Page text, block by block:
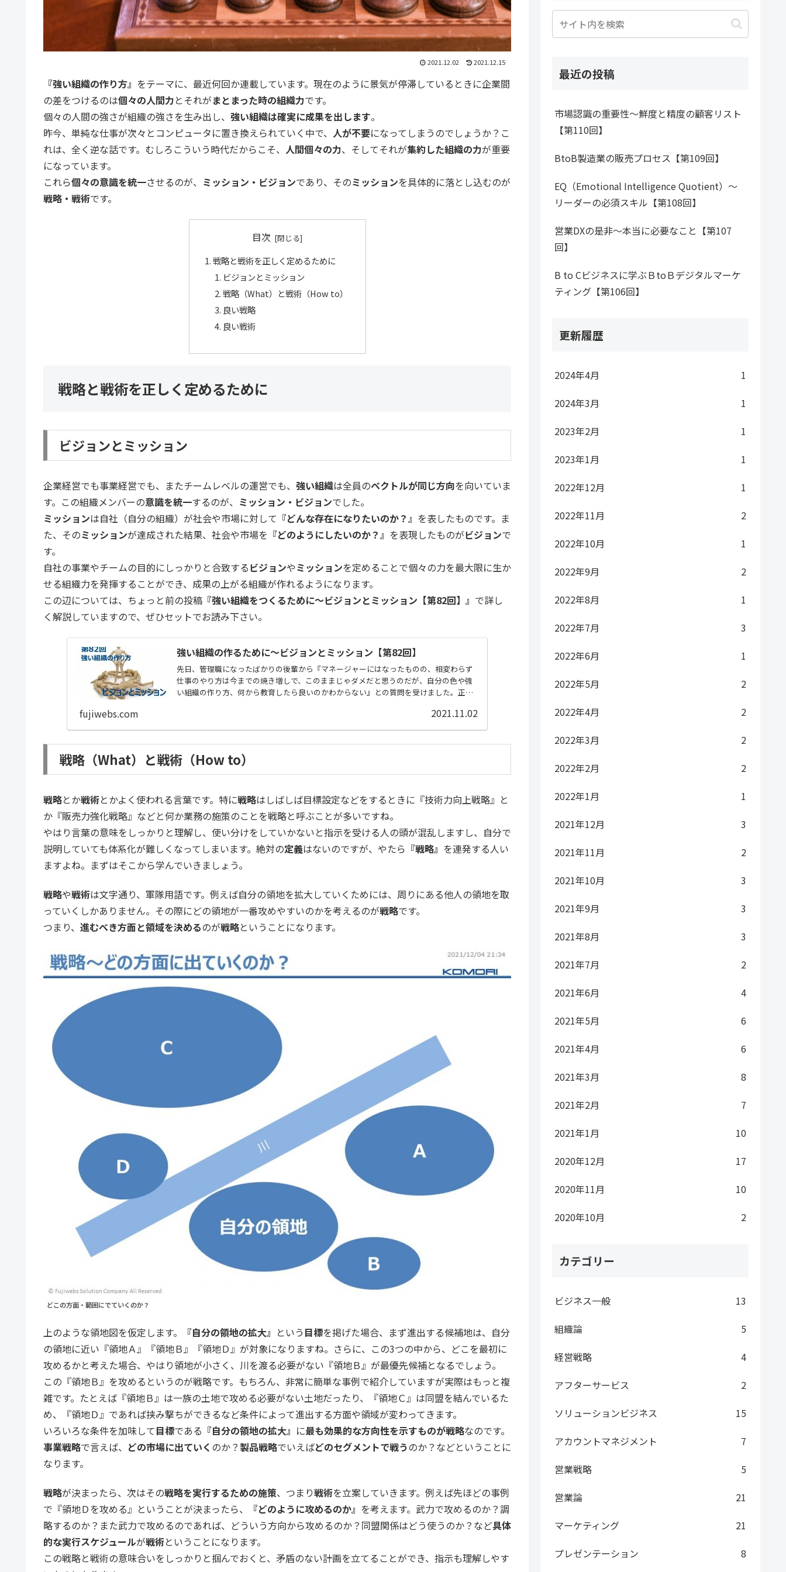
2021.12.02 2021.12.15
『強い組織の作り方』 をテーマに、最近何回か連載しています。現在のように景気が停滞しているときに企業間
の差をつけるのは個々の人間力とそれがまとまった時の組織力です。
個々の人間の強さが組織の強さを生み出し、 強い組織は確実に成果を出します。
昨今、単純な仕事が次々とコンピュータに置き換えられていく中で、 人が不要になってしまうのでしょうか？こ
れは、全く逆な話です。むしろこういう時代だからこそ、 人間個々の力、そしてそれが集約した組織の力が重要
になっています。
これら個々の意識を統一させるのが、 ミッション・ビジョンであり、そのミッションを具体的に落とし込むのが
戦略・戦術です。
目次
戦略と戦術を正しく定めるために
ビジョンとミッション
戦略（What）と戦術（How to）
良い戦略
良い戦術
戦略と戦術を正しく定めるために
ビジョンとミッション
企業経営でも事業経営でも、またチームレベルの運営でも、 強い組織は全員のベクトルが同じ方向を向いていま
す。この組織メンバーの意識を統一するのが、 ミッション・ビジョンでした。
ミッションは自社（自分の組織）が社会や市場に対して 『どんな存在になりたいのか？』 を表したものです。ま
た、そのミッションが達成された結果、社会や市場を 『どのようにしたいのか？』 を表現したものがビジョンで
す。
自社の事業やチームの目的にしっかりと合致するビジョンやミッションを定めることで個々の力を最大限に生か
せる組織力を発揮することができ、成果の上がる組織が作れるようになります。
この辺については、ちょっと前の投稿 『強い組織をつくるために～ビジョンとミッション【第82回】』 で詳し
く解説していますので、ぜひセットでお読み下さい。
強い組織の作るために～ビジョンとミッション【第82回】
先日、管理職になったばかりの後輩から『マネージャーにはなったものの、相変わらず
仕事のやり方は今までの焼き増しで、このままじゃダメだと思うのだが、自分の色や強
い組織の作り方、何から教育したら良いのかわからない』との質問を受けました。正
fujiwebs.com 2021.11.02
戦略（What）と戦術（How to）
戦略とか戦術とかよく使われる言葉です。特に戦略はしばしば目標設定などをするときに『技術力向上戦略』と
か『販売力強化戦略』などと何か業務の施策のことを戦略と呼ぶことが多いですね。
やはり言葉の意味をしっかりと理解し、使い分けをしていかないと指示を受ける人の頭が混乱しますし、自分で
説明していても体系化が難しくなってしまいます。絶対の定義はないのですが、やたら 『戦略』 を連発する人い
ますよね。まずはそこから学んでいきましょう。
戦略や戦術は文字通り、軍隊用語です。例えば自分の領地を拡大していくためには、周りにある他人の領地を取
っていくしかありません。その際にどの領地が一番攻めやすいのかを考えるのが戦略です。
つまり、 進むべき方面と領域を決めるのが戦略ということになります。
どこの方面・範囲にでていくのか？
上のような領地図を仮定します。 『自分の領地の拡大』 という 目標を掲げた場合、まず進出する候補地は、自分
の領地に近い『領地Ａ』『領地Ｂ』『領地Ｄ』が対象になりますね。さらに、この3つの中から、どこを最初に
攻めるかと考えた場合、やはり領地が小さく、川を渡る必要がない『領地Ｂ』が最優先候補となるでしょう。
この『領地Ｂ』を攻めるというのが戦略です。もちろん、非常に簡単な事例で紹介していますが実際はもっと複
雑です。たとえば『領地Ｂ』は一族の土地で攻める必要がない土地だったり、『領地Ｃ』は同盟を結んでいるた
め、『領地Ｄ』であれば挟み撃ちができるなど条件によって進出する方面や領域が変わってきます。
いろいろな条件を加味して目標である 『自分の領地の拡大』 に最も効果的な方向性を示すものが戦略なのです。
事業戦略で言えば、 どの市場に出ていく のか？ 製品戦略でいえばどのセグメントで戦うのか？などということに
なります。
戦略が決まったら、次はその戦略を実行するための施策、つまり戦術を立案していきます。例えば先ほどの事例
で『領地Ｄを攻める』ということが決まったら、
『どのように攻めるのか』 を考えます。武力で攻めるのか？調
略するのか？また武力で攻めるのであれば、どういう方向から攻めるのか？同盟関係はどう使うのか？など具体
的な実行スケジュールが戦術ということになります。
この戦略と戦術の意味合いをしっかりと掴んでおくと、矛盾のない計画を立てることができ、指示も理解しやす
最近の投稿
市場認識の重要性～鮮度と精度の顧客リスト
【第110回】
BtoB製造業の販売プロセス【第109回】
EQ（Emotional Intelligence Quotient）～
リーダーの必須スキル【第108回】
営業DXの是非～本当に必要なこと【第107
回】
B to Cビジネスに学ぶＢtoＢデジタルマーケ
ティング【第106回】
更新履歴
2024年4月
1
2024年3月
1
2023年2月
1
2023年1月
1
2022年12月
1
2022年11月
2
2022年10月
1
2022年9月
2
2022年8月
1
2022年7月
3
2022年6月
1
2022年5月
2
2022年4月
2
2022年3月
2
2022年2月
2
2022年1月
1
2021年12月
3
2021年11月
2
2021年10月
3
2021年9月
3
2021年8月
3
2021年7月
2
2021年6月
4
2021年5月
6
2021年4月
6
2021年3月
8
2021年2月
7
2021年1月
10
2020年12月
17
2020年11月
10
2020年10月
2
カテゴリー
ビジネス一般
13
組織論
5
経営戦略
4
アフターサービス
2
ソリューションビジネス
15
アカウントマネジメント
7
営業戦略
5
営業論
21
マーケティング
21
プレゼンテーション
8